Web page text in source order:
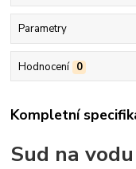
Parametry
Hodnocení 0
Kompletní
Sud na